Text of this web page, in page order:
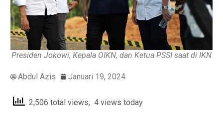
Presiden Jokowi, Kepala OIKN, dan Ketua PSSI saat di IKN
Abdul Azis Januari 19, 2024
2,506 total views, 4 views today